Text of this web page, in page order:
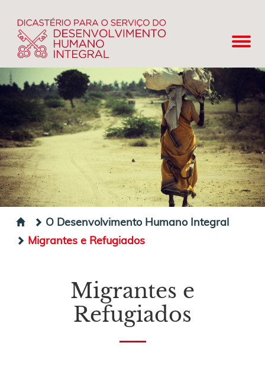
O Desenvolvimento Humano Integral
Migrantes e Refugiados
Migrantes e
Refugiados